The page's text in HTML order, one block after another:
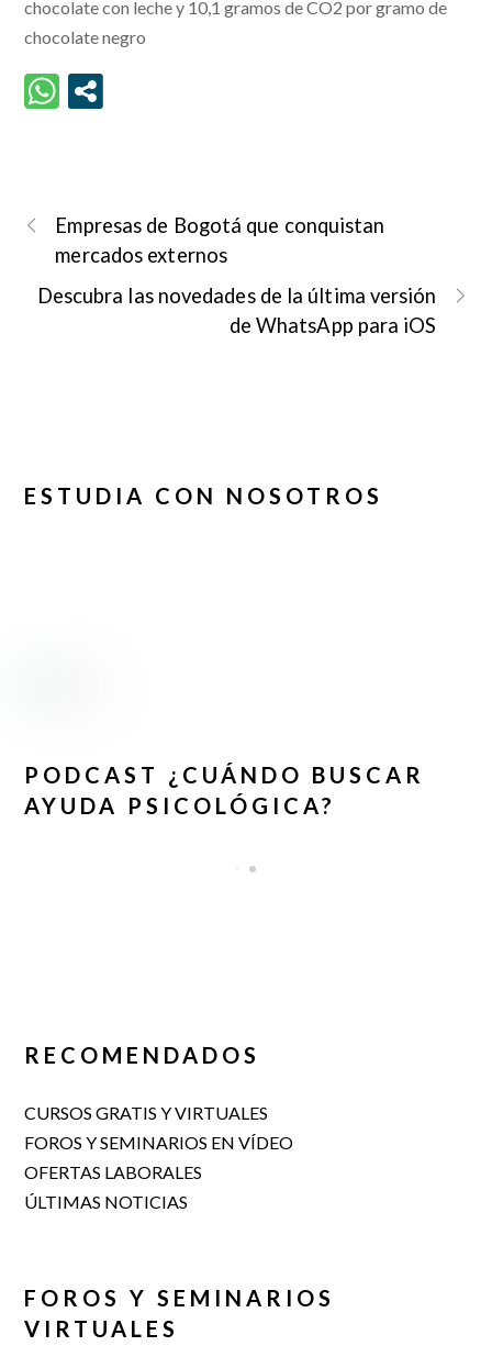
chocolate con leche y 10,1 gramos de CO2 por gramo de
chocolate negro
Empresas de Bogotá que conquistan
mercados externos
Descubra las novedades de la última versión
de WhatsApp para iOS
ESTUDIA CON NOSOTROS
PODCAST ¿CUÁNDO BUSCAR
AYUDA PSICOLÓGICA?
RECOMENDADOS
CURSOS GRATIS Y VIRTUALES
FOROS Y SEMINARIOS EN VÍDEO
OFERTAS LABORALES
ÚLTIMAS NOTICIAS
FOROS Y SEMINARIOS
VIRTUALES